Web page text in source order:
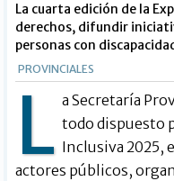
La cuarta edición de la
derechos, difundir
personas con
PROVINCIALES
L a Secretaría
todo dispuesto
Inclusiva 2025,
actores públicos,